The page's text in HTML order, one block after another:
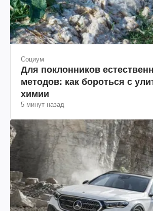
Социум
Для поклонников
методов: как бороться с
химии
5 минут назад